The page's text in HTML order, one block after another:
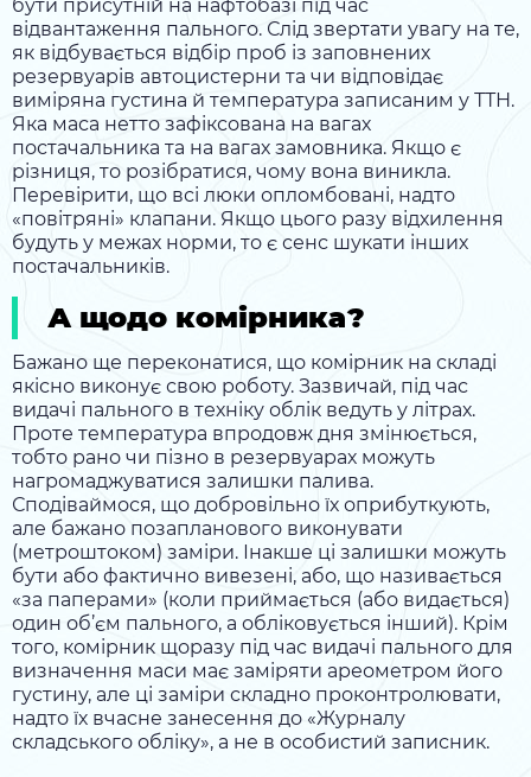
бути присутній на нафтобазі під час
відвантаження пального. Слід звертати увагу на те,
як відбувається відбір проб із заповнених
резервуарів автоцистерни та чи відповідає
виміряна густина й температура записаним у ТТН.
Яка маса нетто зафіксована на вагах
постачальника та на вагах замовника. Якщо є
різниця, то розібратися, чому вона виникла.
Перевірити, що всі люки опломбовані, надто
«повітряні» клапани. Якщо цього разу відхилення
будуть у межах норми, то є сенс шукати інших
постачальників.
А щодо комірника?
Бажано ще переконатися, що комірник на складі
якісно виконує свою роботу. Зазвичай, під час
видачі пального в техніку облік ведуть у літрах.
Проте температура впродовж дня змінюється,
тобто рано чи пізно в резервуарах можуть
нагромаджуватися залишки палива.
Сподіваймося, що добровільно їх оприбуткують,
але бажано позапланового виконувати
(метроштоком) заміри. Інакше ці залишки можуть
бути або фактично вивезені, або, що називається
«за паперами» (коли приймається (або видається)
один об’єм пального, а обліковується інший). Крім
того, комірник щоразу під час видачі пального для
визначення маси має заміряти ареометром його
густину, але ці заміри складно проконтролювати,
надто їх вчасне занесення до «Журналу
складського обліку», а не в особистий записник.